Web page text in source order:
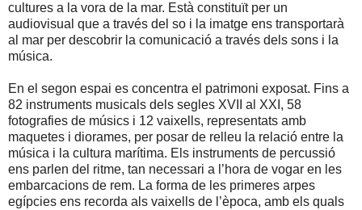
cultures a la vora de la mar. Està constituït per un
audiovisual que a través del so i la imatge ens transportarà
al mar per descobrir la comunicació a través dels sons i la
música.
En el segon espai es concentra el patrimoni exposat. Fins a
82 instruments musicals dels segles XVII al XXI, 58
fotografies de músics i 12 vaixells, representats amb
maquetes i diorames, per posar de relleu la relació entre la
música i la cultura marítima. Els instruments de percussió
ens parlen del ritme, tan necessari a l’hora de vogar en les
embarcacions de rem. La forma de les primeres arpes
egípcies ens recorda als vaixells de l’època, amb els quals